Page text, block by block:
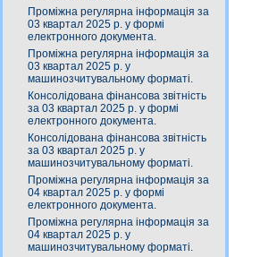
Проміжна регулярна інформація за
03 квартал 2025 р. у формі
електронного документа.
Проміжна регулярна інформація за
03 квартал 2025 р. у
машинозчитувальному форматі.
Консолідована фінансова звітність
за 03 квартал 2025 р. у формі
електронного документа.
Консолідована фінансова звітність
за 03 квартал 2025 р. у
машинозчитувальному форматі.
Проміжна регулярна інформація за
04 квартал 2025 р. у формі
електронного документа.
Проміжна регулярна інформація за
04 квартал 2025 р. у
машинозчитувальному форматі.